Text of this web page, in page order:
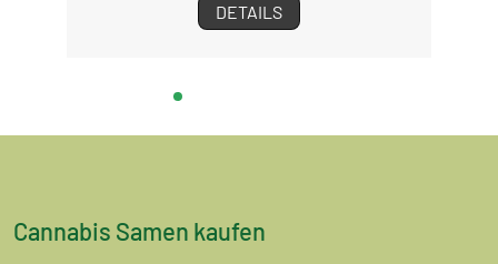
DETAILS
Cannabis Samen kaufen